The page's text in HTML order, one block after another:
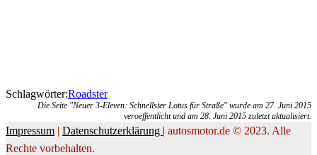
Schlagwörter:Roadster
Die Seite "Neuer 3-Eleven: Schnellster Lotus für Straße" wurde am 27. Juni 2015
veroeffentlicht und am 28. Juni 2015 zuletzt aktualisiert.
Impressum | Datenschutzerklärung | autosmotor.de © 2023. Alle
Rechte vorbehalten.